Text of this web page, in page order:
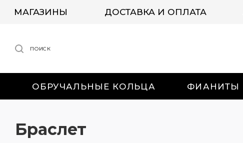
МАГАЗИНЫ ДОСТАВКА И ОПЛАТА
ПОИСК
ОБРУЧАЛЬНЫЕ КОЛЬЦА ФИАНИТЫ
Браслет